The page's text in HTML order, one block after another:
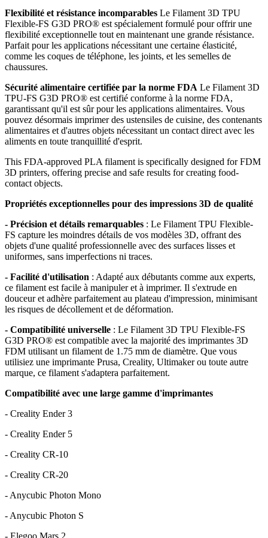
Flexibilité et résistance incomparables Le Filament 3D TPU
Flexible-FS G3D PRO® est spécialement formulé pour offrir une
flexibilité exceptionnelle tout en maintenant une grande résistance.
Parfait pour les applications nécessitant une certaine élasticité,
comme les coques de téléphone, les joints, et les semelles de
chaussures.
Sécurité alimentaire certifiée par la norme FDA Le Filament 3D
TPU-FS G3D PRO® est certifié conforme à la norme FDA,
garantissant qu'il est sûr pour les applications alimentaires. Vous
pouvez désormais imprimer des ustensiles de cuisine, des contenants
alimentaires et d'autres objets nécessitant un contact direct avec les
aliments en toute tranquillité d'esprit.
This FDA-approved PLA filament is specifically designed for FDM
3D printers, offering precise and safe results for creating food-
contact objects.
Propriétés exceptionnelles pour des impressions 3D de qualité
- Précision et détails remarquables : Le Filament TPU Flexible-
FS capture les moindres détails de vos modèles 3D, offrant des
objets d'une qualité professionnelle avec des surfaces lisses et
uniformes, sans imperfections ni traces.
- Facilité d'utilisation : Adapté aux débutants comme aux experts,
ce filament est facile à manipuler et à imprimer. Il s'extrude en
douceur et adhère parfaitement au plateau d'impression, minimisant
les risques de décollement et de déformation.
- Compatibilité universelle : Le Filament 3D TPU Flexible-FS
G3D PRO® est compatible avec la majorité des imprimantes 3D
FDM utilisant un filament de 1.75 mm de diamètre. Que vous
utilisiez une imprimante Prusa, Creality, Ultimaker ou toute autre
marque, ce filament s'adaptera parfaitement.
Compatibilité avec une large gamme d'imprimantes
- Creality Ender 3
- Creality Ender 5
- Creality CR-10
- Creality CR-20
- Anycubic Photon Mono
- Anycubic Photon S